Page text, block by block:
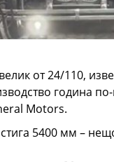
от 24/110,
година
Motors.
5400 мм –